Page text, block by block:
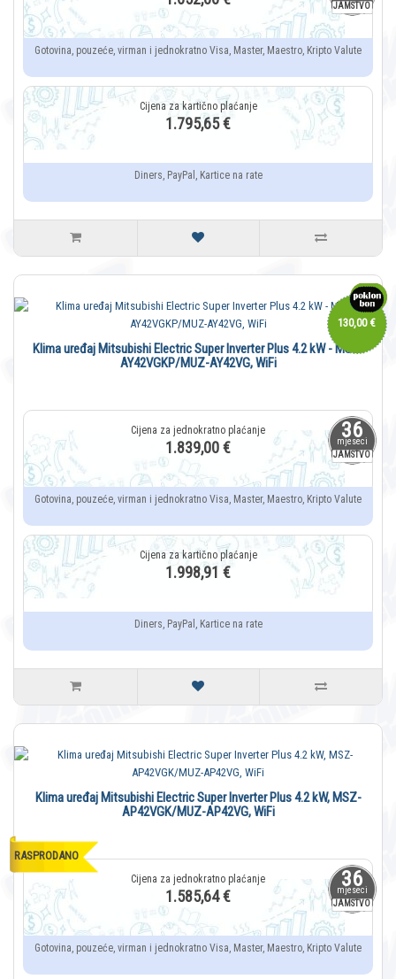
JAMSTVO
Gotovina, pouzeće, virman i jednokratno Visa, Master, Maestro, Kripto Valute
1.795,65 €
Diners, PayPal, Kartice na rate
130,00 €
36
mjeseci
JAMSTVO
Klima uređaj Mitsubishi Electric Super Inverter Plus 4.2 kW - MSZ-
AY42VGKP/MUZ-AY42VG, WiFi
1.839,00 €
Gotovina, pouzeće, virman i jednokratno Visa, Master, Maestro, Kripto Valute
1.998,91 €
Diners, PayPal, Kartice na rate
36
mjeseci
JAMSTVO
RASPRODANO
Klima uređaj Mitsubishi Electric Super Inverter Plus 4.2 kW, MSZ-
AP42VGK/MUZ-AP42VG, WiFi
1.585,64 €
Gotovina, pouzeće, virman i jednokratno Visa, Master, Maestro, Kripto Valute